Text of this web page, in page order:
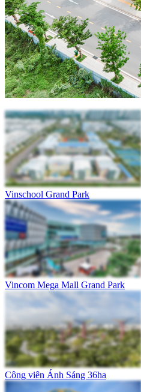
Vinschool Grand Park
Vincom Mega Mall Grand Park
Công viên Ánh Sáng 36ha